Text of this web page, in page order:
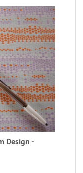
Design -